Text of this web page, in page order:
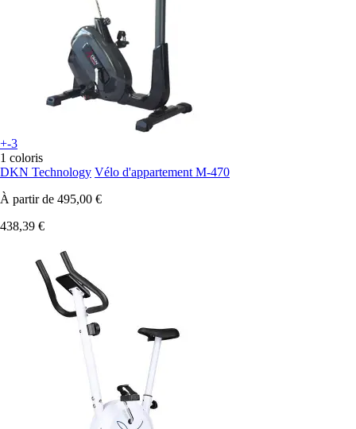
+-3
1 coloris
DKN Technology Vélo d'appartement M-470
À partir de 495,00 €
438,39 €